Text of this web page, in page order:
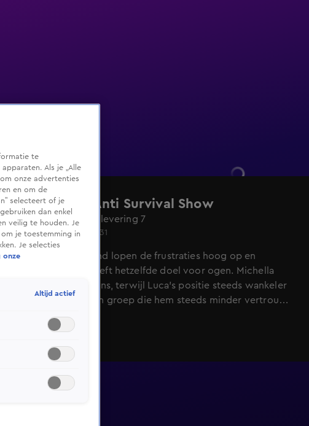
A.S.S. - Anti Survival Show
Seizoen 1, aflevering 7
Wo 3 juni, 21:31
Op het strand lopen de frustraties hoog op en
iedereen heeft hetzelfde doel voor ogen. Michella
ruikt haar kans, terwijl Luca's positie steeds wankeler
wordt in een groep die hem steeds minder vertrouwt.
Alleen Megan lijkt nog aan zijn kant te staan. Shani
heeft het jacht nog altijd niet bereikt en wordt met de
dag wilder. Op het luxe jacht wordt gefeest, maar de
dreiging vanaf het strand blijft voelbaar. Zodra vijf
spelers tegelijk de oversteek maken, slaat de chaos
direct toe.
te
Als je „Alle
onze advertenties
en om de
selecteert of je
dan enkel
veilig te houden. Je
je toestemming in
Je selecties
onze
Altijd actief